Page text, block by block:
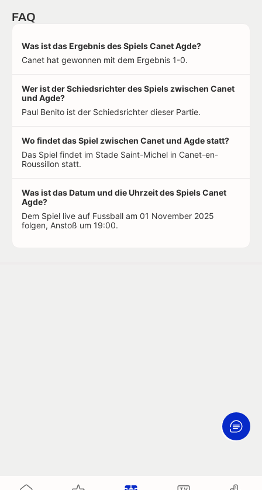
FAQ
Was ist das Ergebnis des Spiels Canet Agde?
Canet hat gewonnen mit dem Ergebnis 1-0.
Wer ist der Schiedsrichter des Spiels zwischen Canet
und Agde?
Paul Benito ist der Schiedsrichter dieser Partie.
Wo findet das Spiel zwischen Canet und Agde statt?
Das Spiel findet im Stade Saint-Michel in Canet-en-
Roussillon statt.
Was ist das Datum und die Uhrzeit des Spiels Canet
Agde?
Dem Spiel live auf Fussball am 01 November 2025
folgen, Anstoß um 19:00.